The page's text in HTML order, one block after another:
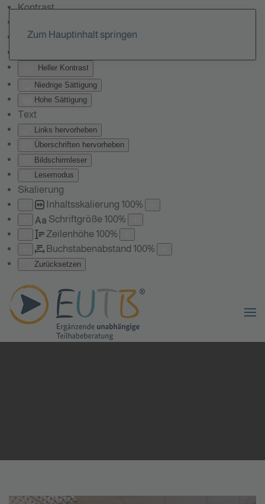
Kontrast
Monochrom
Heller Kontrast
Niedrige Sättigung
Hohe Sättigung
Text
Links hervorheben
Überschriften hervorheben
Bildschirmleser
Lesemodus
Skalierung
Inhaltsskalierung 100%
Aa Schriftgröße 100%
Zeilenhöhe 100%
Buchstabenabstand 100%
Zurücksetzen
Zum Hauptinhalt springen